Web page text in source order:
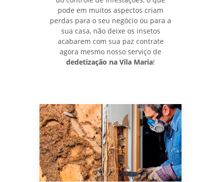
pode em muitos aspectos criam
perdas para o seu negócio ou para a
sua casa, não deixe os insetos
acabarem com sua paz contrate
agora mesmo nosso serviço de
dedetização na Vila Maria!